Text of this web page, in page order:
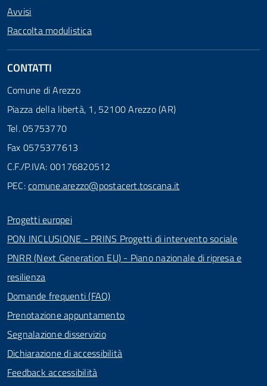
Avvisi
Raccolta modulistica
CONTATTI
Comune di Arezzo
Piazza della libertà, 1, 52100 Arezzo (AR)
Tel. 05753770
Fax 0575377613
C.F./P.IVA: 00176820512
PEC:comune.arezzo@postacert.toscana.it
Progetti europei
PON INCLUSIONE - PRINS Progetti di intervento sociale
PNRR (Next Generation EU) - Piano nazionale di ripresa e
resilienza
Domande frequenti (FAQ)
Prenotazione appuntamento
Segnalazione disservizio
Dichiarazione di accessibilità
Feedback accessibilità